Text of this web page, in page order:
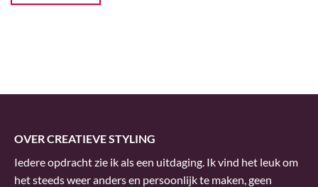
OVER CREATIEVE STYLING
Iedere opdracht zie ik als een uitdaging. Ik vind het leuk om
het steeds weer anders en persoonlijk te maken, geen